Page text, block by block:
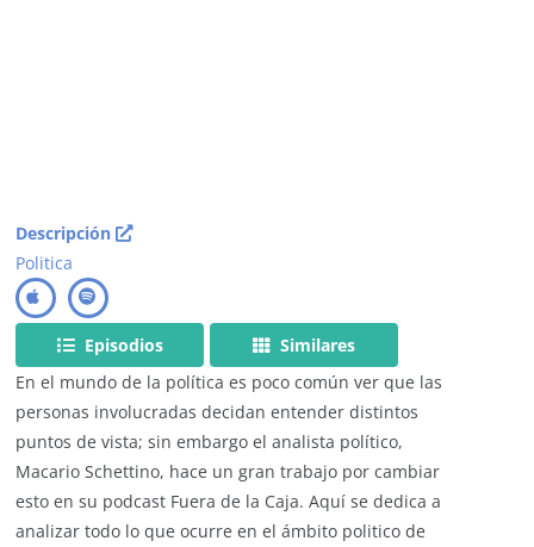
Descripción
Politica
Episodios
Similares
En el mundo de la política es poco común ver que las
personas involucradas decidan entender distintos
puntos de vista; sin embargo el analista político,
Macario Schettino, hace un gran trabajo por cambiar
esto en su podcast Fuera de la Caja. Aquí se dedica a
analizar todo lo que ocurre en el ámbito politico de